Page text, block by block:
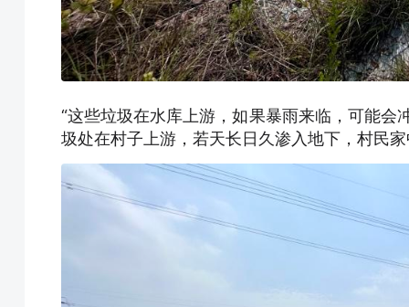
“这些垃圾在水库上游，如果暴雨来临，可能会
圾处在村子上游，若天长日久渗入地下，村民